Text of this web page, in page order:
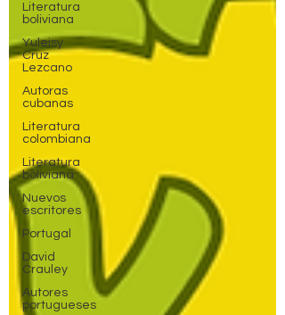
Literatura
boliviana
Yuleisy
Cruz
Lezcano
Autoras
cubanas
Literatura
colombiana
Literatura
boliviana
Nuevos
escritores
Portugal
David
Crauley
Autores
portugueses